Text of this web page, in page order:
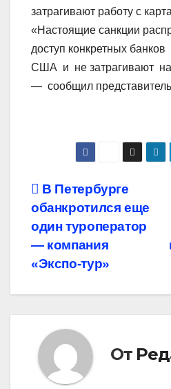
затрагивают работу с
«Настоящие санкции
доступ конкретных
США и не затрагивают
— сообщил
Навигация
по
записям
В Петербурге
обанкротился еще
один туроператор
— компания
«Экспо-тур»
От